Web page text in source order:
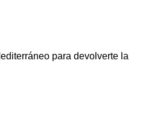
para devolverte la